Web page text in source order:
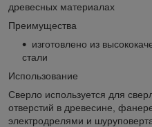
древесных материалах
Преимущества
изготовлено из
стали
Использование
Сверло используется для
отверстий в древесине,
электродрелями и